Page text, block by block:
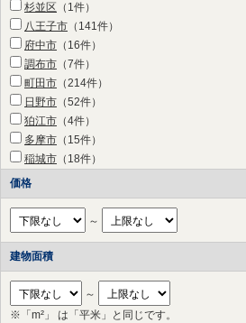
杉並区 （1件）
八王子市 （141件）
府中市 （16件）
調布市 （7件）
町田市 （214件）
日野市 （52件）
狛江市 （4件）
多摩市 （15件）
稲城市 （18件）
横浜市 鶴見区
横浜市 神奈川区（3件）
横浜市 西区（1件）
横浜市 中区（1件）
横浜市 保土ケ谷区
横浜市 港北区（26件）
横浜市 戸塚区（1件）
横浜市 港南区（1件）
価格
～
建物面積
～
※「m²」 は「平米」と同じです。